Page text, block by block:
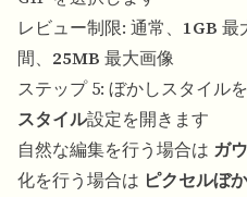
レビュー制限: 通常、 1GB 最
間、 25MB 最大画像
ステップ 5: ぼかしスタイル
スタイル設定を開きます
自然な編集を行う場合は ガ
化を行う場合は ピクセルぼ